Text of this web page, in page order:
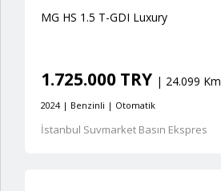
MG HS 1.5 T-GDI Luxury
1.725.000 TRY | 24.099 Km
2024 | Benzinli | Otomatik
İstanbul Suvmarket Basın Ekspres